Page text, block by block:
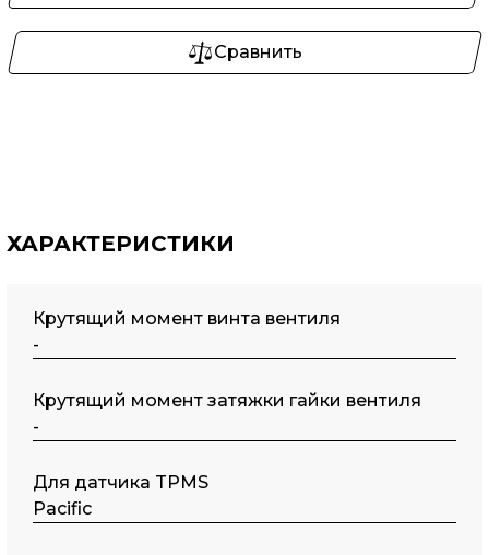
Сравнить
ХАРАКТЕРИСТИКИ
Крутящий момент винта вентиля
-
Крутящий момент затяжки гайки вентиля
-
Для датчика TPMS
Pacific